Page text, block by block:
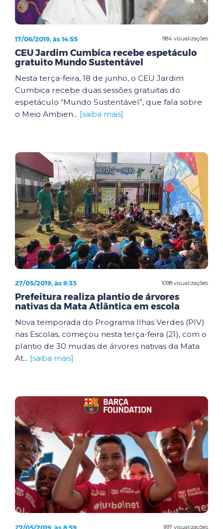
984 visualizações
17/06/2019, às 14:55
CEU Jardim Cumbica recebe espetáculo
gratuito Mundo Sustentável
Nesta terça-feira, 18 de junho, o CEU Jardim
Cumbica recebe duas sessões gratuitas do
espetáculo “Mundo Sustentável”, que fala sobre
o Meio Ambien... [saiba mais]
1098 visualizações
27/05/2019, às 9:33
Prefeitura realiza plantio de árvores
nativas da Mata Atlântica em escola
Nova temporada do Programa Ilhas Verdes (PIV)
nas Escolas, começou nesta terça-feira (21), com o
plantio de 30 mudas de árvores nativas da Mata
At... [saiba mais]
997 visualizações
27/05/2019, às 8:59